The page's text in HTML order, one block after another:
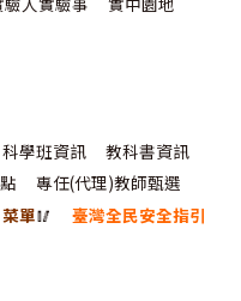
科學班資訊
教科書資訊
專任(代理)教師甄選
單🥢 臺灣全民安全指引